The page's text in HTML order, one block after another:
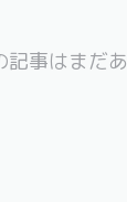
事はまだあ